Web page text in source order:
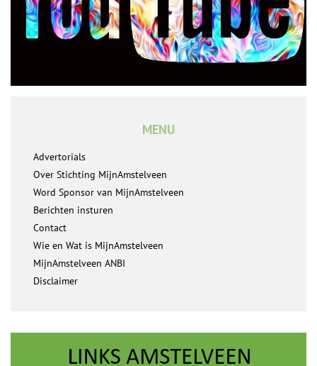
MENU
Advertorials
Over Stichting MijnAmstelveen
Word Sponsor van MijnAmstelveen
Berichten insturen
Contact
Wie en Wat is MijnAmstelveen
MijnAmstelveen ANBI
Disclaimer